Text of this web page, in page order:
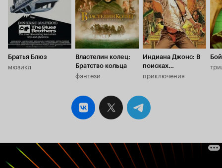
Братья Блюз
мюзикл
Властелин колец:
Братство кольца
фэнтези
Индиана Джонс: В
поисках
утраченного
приключения